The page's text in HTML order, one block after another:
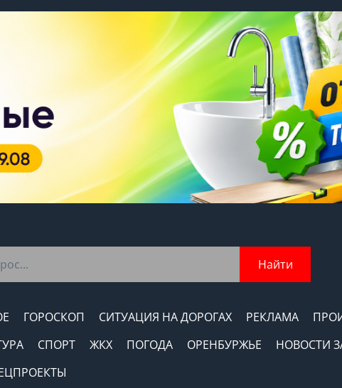
Найти
ГОРОСКОП СИТУАЦИЯ НА ДОРОГАХ РЕКЛАМА
СПОРТ ЖКХ ПОГОДА ОРЕНБУРЖЬЕ
НОВОСТИ